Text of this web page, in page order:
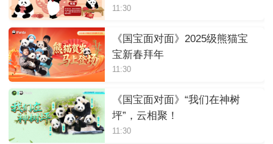
11:30
《国宝面对面》2025级熊猫宝
宝新春拜年
11:30
《国宝面对面》“我们在神树
坪”，云相聚！
11:30